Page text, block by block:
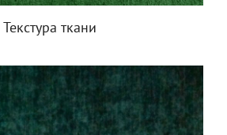
Текстура ткани